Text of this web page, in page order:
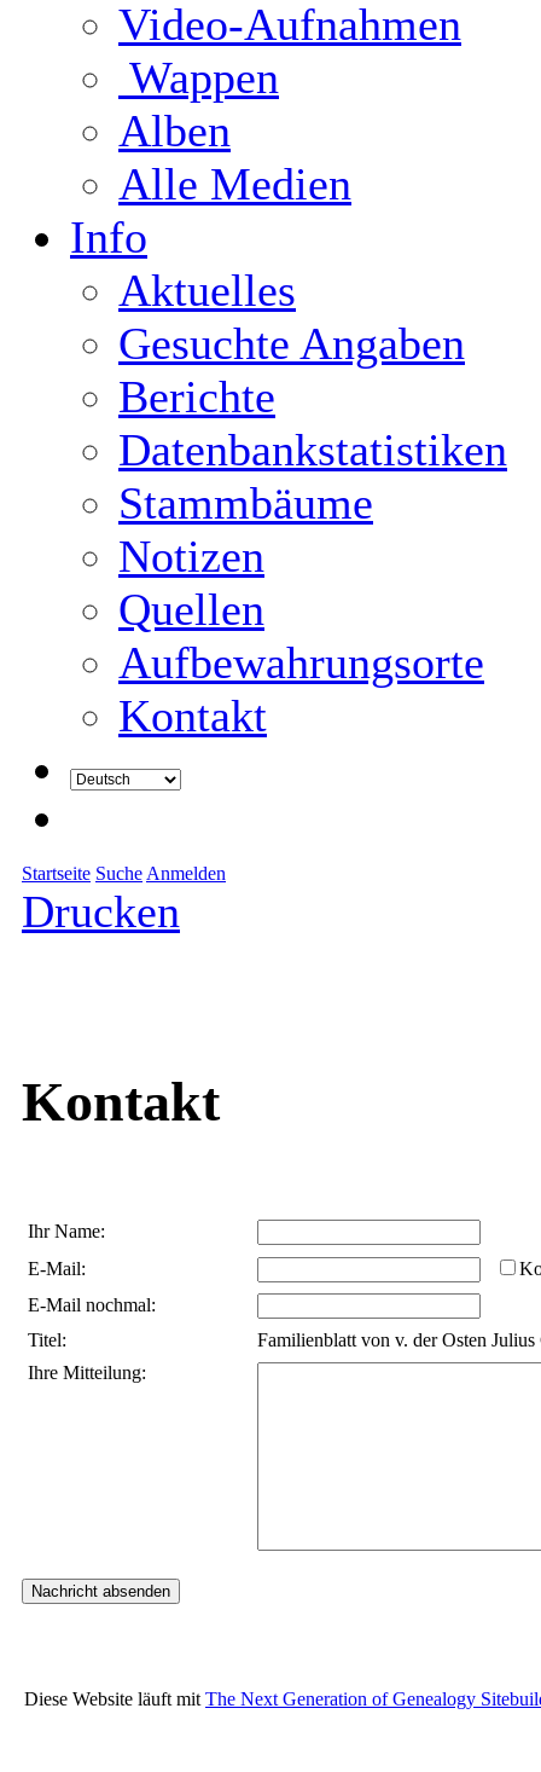
Video-Aufnahmen
Wappen
Alben
Alle Medien
Info
Aktuelles
Gesuchte Angaben
Berichte
Datenbankstatistiken
Stammbäume
Notizen
Quellen
Aufbewahrungsorte
Kontakt
Startseite Suche Anmelden
Drucken
Kontakt
Ihr Name:
E-Mail:
E-Mail nochmal:
Titel:
Familienblatt von v. der Osten
Ihre Mitteilung:
Diese Website läuft mit The Next Generation of Genealogy